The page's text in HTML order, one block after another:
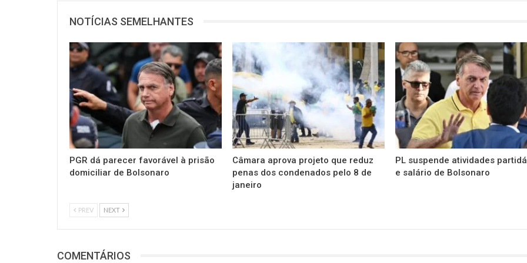
NOTÍCIAS SEMELHANTES
PGR dá parecer favorável à prisão
domiciliar de Bolsonaro
Câmara aprova projeto que reduz
penas dos condenados pelo 8 de
janeiro
PL suspende atividades
e salário de Bolsonaro
PREV NEXT
COMENTÁRIOS